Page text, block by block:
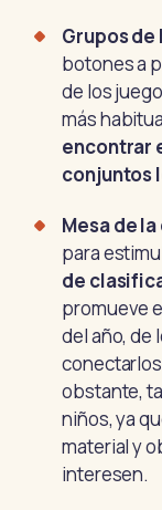
Grupos
botones a
de los
más
encontrar
conjuntos
Mesa de
para
de
promueve
del año, de
obstante,
niños, ya
material y
interesen.